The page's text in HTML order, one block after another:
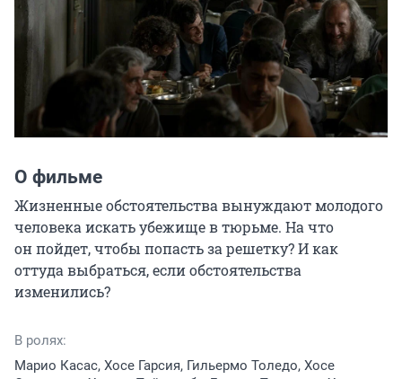
О фильме
Жизненные обстоятельства вынуждают молодого
человека искать убежище в тюрьме. На что
он пойдет, чтобы попасть за решетку? И как
оттуда выбраться, если обстоятельства
изменились?
В ролях:
Марио Касас, Хосе Гарсия, Гильермо Толедо, Хосе